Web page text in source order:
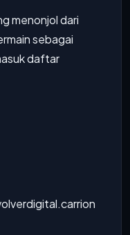
menonjol dari
sebagai
daftar